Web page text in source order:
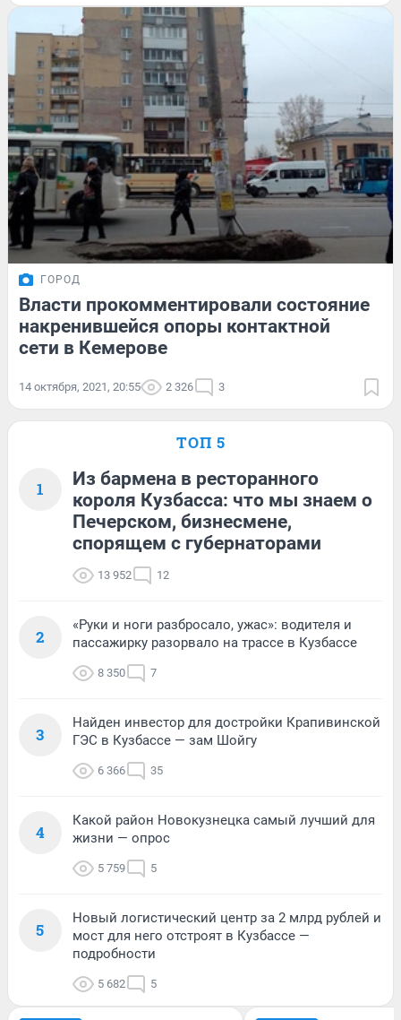
ГОРОД
Власти прокомментировали состояние
накренившейся опоры контактной
сети в Кемерове
14 октября, 2021, 20:55 2 326 3
ТОП 5
1
Из бармена в ресторанного
короля Кузбасса: что мы знаем о
Печерском, бизнесмене,
спорящем с губернаторами
13 952 12
2
«Руки и ноги разбросало, ужас»: водителя и
пассажирку разорвало на трассе в Кузбассе
8 350 7
3
Найден инвестор для достройки Крапивинской
ГЭС в Кузбассе — зам Шойгу
6 366 35
4
Какой район Новокузнецка самый лучший для
жизни — опрос
5 759 5
5
Новый логистический центр за 2 млрд рублей и
мост для него отстроят в Кузбассе —
подробности
5 682 5